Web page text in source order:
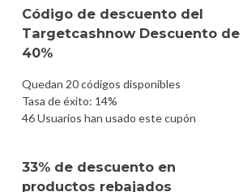
Código de descuento del
Targetcashnow Descuento de
40%
Quedan 20 códigos disponibles
Tasa de éxito: 14%
46 Usuarios han usado este cupón
33% de descuento en
productos rebajados